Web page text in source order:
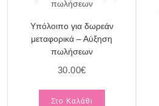
Υπόλοιπο για δωρεάν
μεταφορικά – Αύξηση
πωλήσεων
30.00€
Στο Καλάθι